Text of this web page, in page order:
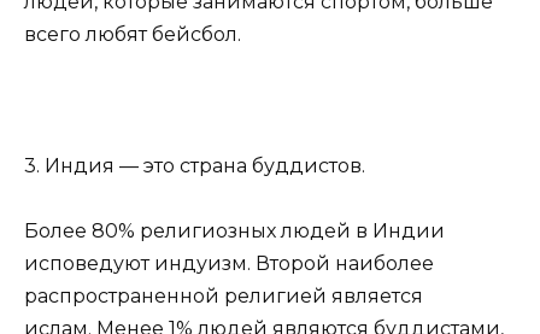
всего любят бейсбол.
3. Индия — это страна буддистов.
Более 80% религиозных людей в Индии
исповедуют индуизм. Второй наиболее
распространенной религией является
ислам. Менее 1% людей являются буддистами,